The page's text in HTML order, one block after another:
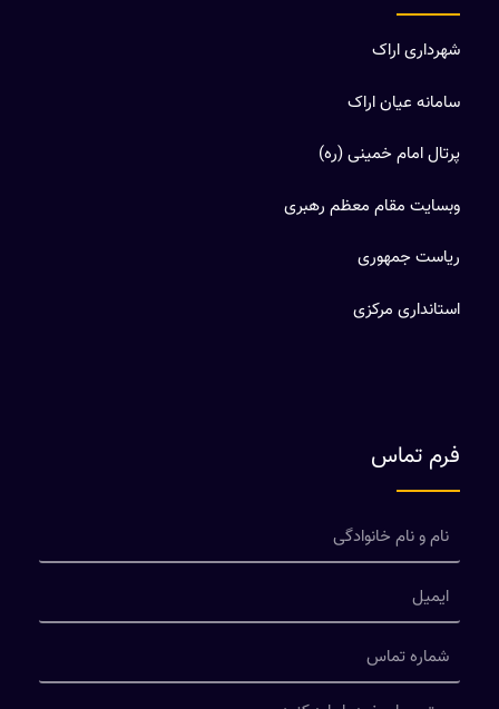
شهرداری اراک
سامانه عیان اراک
پرتال امام خمینی (ره)
وبسایت مقام معظم رهبری
ریاست جمهوری
استانداری مرکزی
فرم تماس